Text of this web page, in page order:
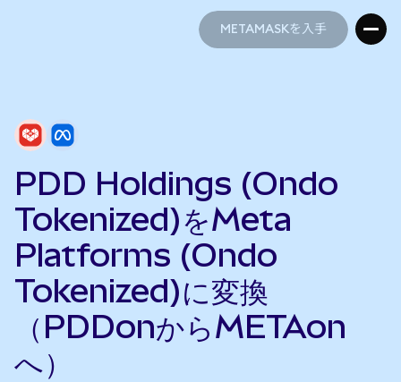
METAMASKを入手
PDD Holdings (Ondo
Tokenized)をMeta
Platforms (Ondo
Tokenized)に変換
（PDDonからMETAon
へ）